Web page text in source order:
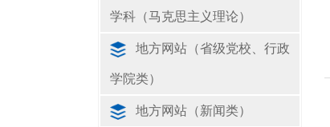
学科（马克思主义理论）
地方网站（省级党校、行政
学院类）
地方网站（新闻类）